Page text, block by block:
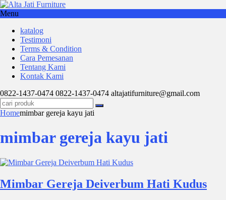
Menu
katalog
Testimoni
Terms & Condition
Cara Pemesanan
Tentang Kami
Kontak Kami
0822-1437-0474 0822-1437-0474 altajatifurniture@gmail.com
Homemimbar gereja kayu jati
mimbar gereja kayu jati
Mimbar Gereja Deiverbum Hati Kudus